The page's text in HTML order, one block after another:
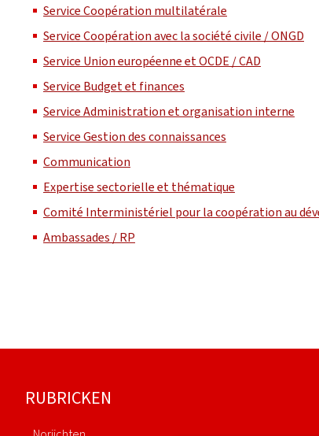
Service Coopération multilatérale
Service Coopération avec la société civile / ONGD
Service Union européenne et OCDE / CAD
Service Budget et finances
Service Administration et organisation interne
Service Gestion des connaissances
Communication
Expertise sectorielle et thématique
Comité Interministériel pour la coopération au
Ambassades / RP
Fousszeil
RUBRICKEN